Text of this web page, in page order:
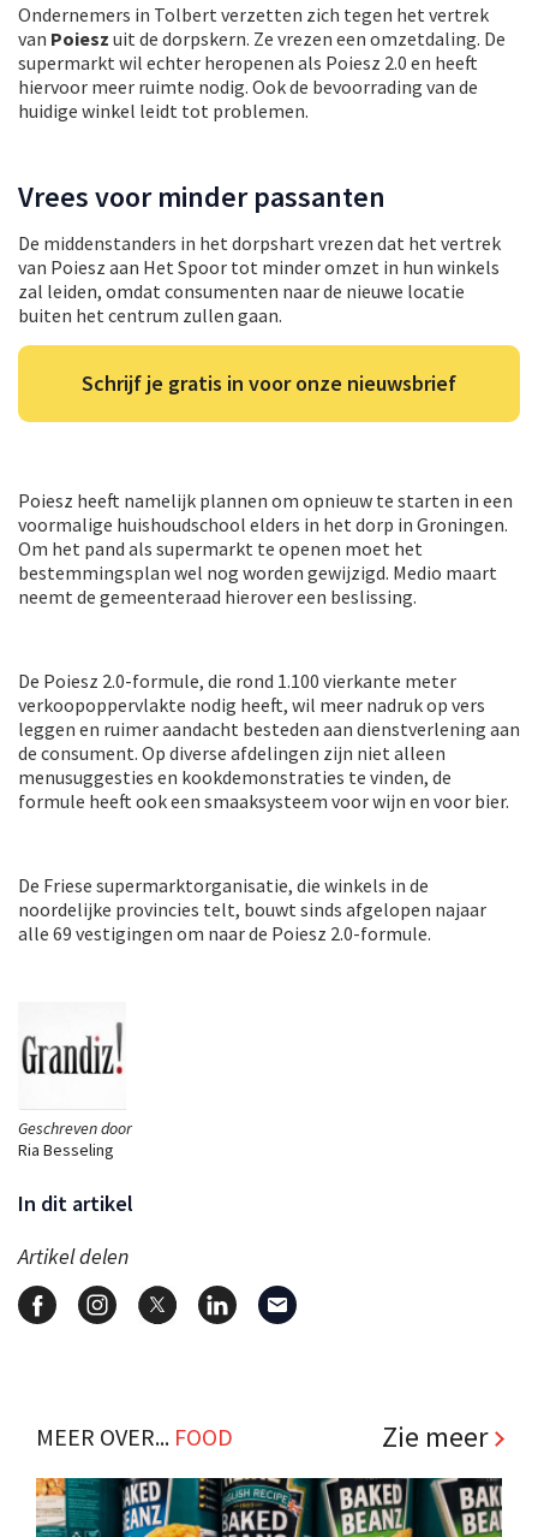
Geschreven door
Ria Besseling
In dit artikel
Artikel delen
Ondernemers in Tolbert verzetten zich tegen het vertrek
van Poiesz uit de dorpskern. Ze vrezen een omzetdaling. De
supermarkt wil echter heropenen als Poiesz 2.0 en heeft
hiervoor meer ruimte nodig. Ook de bevoorrading van de
huidige winkel leidt tot problemen.
Vrees voor minder passanten
De middenstanders in het dorpshart vrezen dat het vertrek
van Poiesz aan Het Spoor tot minder omzet in hun winkels
zal leiden, omdat consumenten naar de nieuwe locatie
buiten het centrum zullen gaan.
Schrijf je gratis in voor onze nieuwsbrief
Poiesz heeft namelijk plannen om opnieuw te starten in een
voormalige huishoudschool elders in het dorp in Groningen.
Om het pand als supermarkt te openen moet het
bestemmingsplan wel nog worden gewijzigd. Medio maart
neemt de gemeenteraad hierover een beslissing.
De Poiesz 2.0-formule, die rond 1.100 vierkante meter
verkoopoppervlakte nodig heeft, wil meer nadruk op vers
leggen en ruimer aandacht besteden aan dienstverlening aan
de consument. Op diverse afdelingen zijn niet alleen
menusuggesties en kookdemonstraties te vinden, de
formule heeft ook een smaaksysteem voor wijn en voor bier.
De Friese supermarktorganisatie, die winkels in de
noordelijke provincies telt, bouwt sinds afgelopen najaar
alle 69 vestigingen om naar de Poiesz 2.0-formule.
MEER OVER... FOOD Zie meer